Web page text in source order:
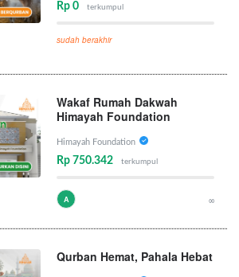
Rp 0 terkumpul
sudah berakhir
Wakaf Rumah Dakwah
Himayah Foundation
Himayah Foundation
Rp 750.342 terkumpul
A ∞
Qurban Hemat, Pahala Hebat